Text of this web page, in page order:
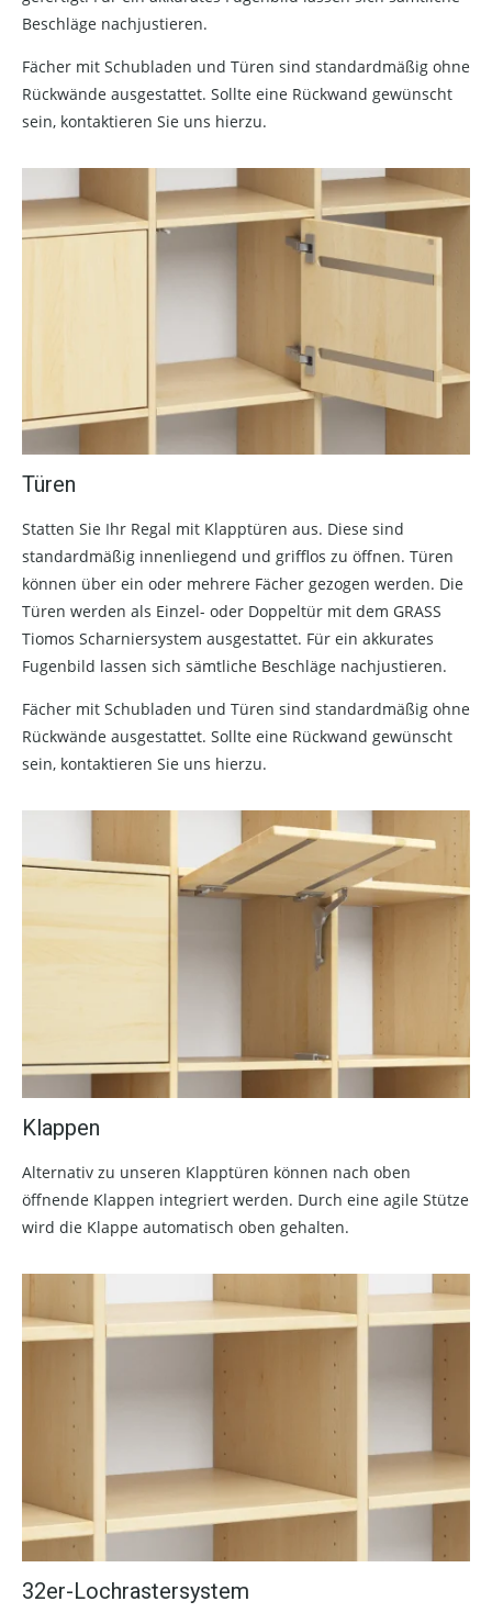
Beschläge nachjustieren.
Fächer mit Schubladen und Türen sind standardmäßig ohne
Rückwände ausgestattet. Sollte eine Rückwand gewünscht
sein, kontaktieren Sie uns hierzu.
Türen
Statten Sie Ihr Regal mit Klapptüren aus. Diese sind
standardmäßig innenliegend und grifflos zu öffnen. Türen
können über ein oder mehrere Fächer gezogen werden. Die
Türen werden als Einzel- oder Doppeltür mit dem GRASS
Tiomos Scharniersystem ausgestattet. Für ein akkurates
Fugenbild lassen sich sämtliche Beschläge nachjustieren.
Fächer mit Schubladen und Türen sind standardmäßig ohne
Rückwände ausgestattet. Sollte eine Rückwand gewünscht
sein, kontaktieren Sie uns hierzu.
Klappen
Alternativ zu unseren Klapptüren können nach oben
öffnende Klappen integriert werden. Durch eine agile Stütze
wird die Klappe automatisch oben gehalten.
32er-Lochrastersystem